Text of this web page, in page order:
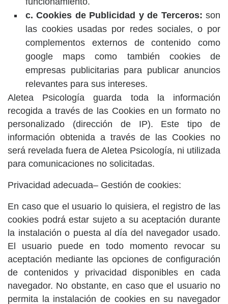
c. Cookies de Publicidad y de Terceros: son
las cookies usadas por redes sociales, o por
complementos externos de contenido como
google maps como también cookies de
empresas publicitarias para publicar anuncios
relevantes para sus intereses.
Aletea Psicología guarda toda la información
recogida a través de las Cookies en un formato no
personalizado (dirección de IP). Este tipo de
información obtenida a través de las Cookies no
será revelada fuera de Aletea Psicología, ni utilizada
para comunicaciones no solicitadas.
Privacidad adecuada– Gestión de cookies:
En caso que el usuario lo quisiera, el registro de las
cookies podrá estar sujeto a su aceptación durante
la instalación o puesta al día del navegador usado.
El usuario puede en todo momento revocar su
aceptación mediante las opciones de configuración
de contenidos y privacidad disponibles en cada
navegador. No obstante, en caso que el usuario no
permita la instalación de cookies en su navegador